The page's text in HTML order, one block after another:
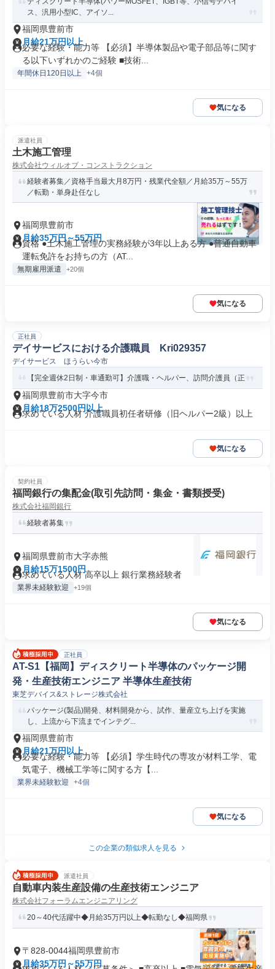
ス、汎用小型IC、アイソ...
福岡県豊前市
月給21万円以上
必要な経験・能力等 【必須】半導体製品や電子部品等に関す
る以下いずれかのご経験 ■技術...
年間休日120日以上 +4個
気になる
派遣社員
土木施工管理
株式会社ウィルオブ・コンストラクション
経験者募集／資格手当最大月8万円・残業代全額／月給35万～55万
／転勤・単身赴任なし
福岡県豊前市
月給35万円～55万円
資格 ●土木施工管理の実務経験が3年以上ある方 ●普通自動車
運転免許をお持ちの方（AT...
無期雇用派遣 +20個
気になる
正社員
デイサービスにおける介護職員 Kri029357
デイサービス ほうらい今市
【完全週休2日制・車通勤可】介護職・ヘルパー、訪問介護員（正
福岡県豊前市大字今市
月給18万2500円以上
求めている人材 介護職員初任者研修（旧ヘルパー2級）以上
気になる
契約社員
福岡銀行の集配金(取引先訪問・集金・書類授受)
株式会社福岡銀行
経験者募集
福岡県豊前市大字赤熊
月給15万1500円
求めている人材 高卒以上 銀行業務経験者
業界未経験歓迎 +19個
気になる
正社員
AT-S1【福岡】ディスクリート半導体のパッケージ開
発・生産技術エンジニア 半導体生産技術
東芝デバイス&ストレージ株式会社
パッケージ(製品)開発、材料開発から、試作、量産立ち上げを実施
し、上流から下流までインテグ...
福岡県豊前市
月給21万円以上
必要な経験・能力等 【必須】学生時代の専攻が材料工学、電
気電子、機械工学等に関する方【...
業界未経験歓迎 +4個
気になる
この企業の類似求人を見る
派遣社員
自動車内装生産設備の生産技術エンジニア
株式会社フォーラムエンジニアリング
20～40代活躍中◆月給35万円以上◆転勤なし◆福岡県
〒828-0044福岡県豊前市
月給35万円～55万円